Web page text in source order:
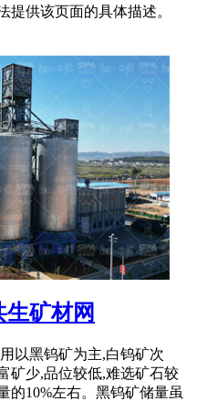
提供该页面的具体描述。
矿材网
以黑钨矿为主,白钨矿次
矿少,品位较低,难选矿石较
的10%左右。黑钨矿储量虽